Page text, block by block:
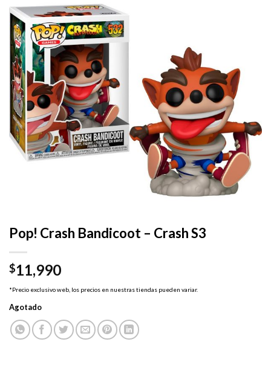
Pop! Crash Bandicoot – Crash S3
$11,990
*Precio exclusivo web, los precios en nuestras tiendas pueden variar.
Agotado